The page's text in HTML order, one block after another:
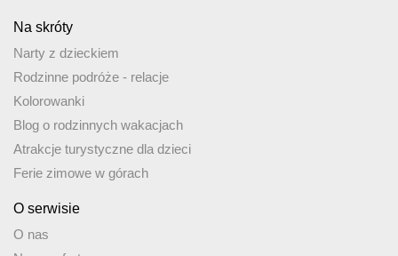
Na skróty
Narty z dzieckiem
Rodzinne podróże - relacje
Kolorowanki
Blog o rodzinnych wakacjach
Atrakcje turystyczne dla dzieci
Ferie zimowe w górach
O serwisie
O nas